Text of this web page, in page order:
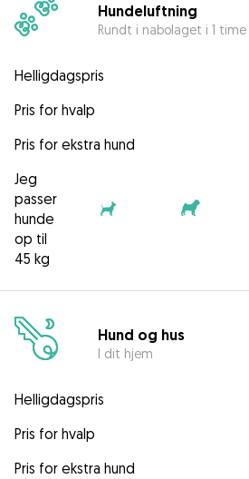
Hundeluftning
Rundt i nabolaget i 1 time
Helligdagspris
Pris for hvalp
Pris for ekstra hund
Jeg
passer
hunde
op til
45 kg
Hund og hus
I dit hjem
Helligdagspris
Pris for hvalp
Pris for ekstra hund